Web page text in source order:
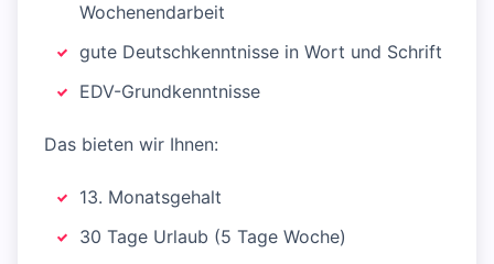
Wochenendarbeit
gute Deutschkenntnisse in Wort und Schrift
EDV-Grundkenntnisse
Das bieten wir Ihnen:
13. Monatsgehalt
30 Tage Urlaub (5 Tage Woche)